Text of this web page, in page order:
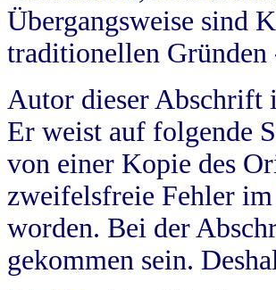
Übergangsweise sind
traditionellen
Autor dieser Abschrift
Er weist auf folgende
von einer Kopie des
zweifelsfreie Fehler
worden. Bei der
gekommen sein.